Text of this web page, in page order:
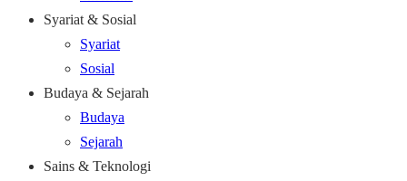
Syariat & Sosial
Syariat
Sosial
Budaya & Sejarah
Budaya
Sejarah
Sains & Teknologi